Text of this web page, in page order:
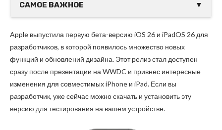
САМОЕ ВАЖНОЕ ▼
Apple выпустила первую бета-версию iOS 26 и iPadOS 26 для
разработчиков, в которой появилось множество новых
функций и обновлений дизайна. Этот релиз стал доступен
сразу после презентации на WWDC и привнес интересные
изменения для совместимых iPhone и iPad. Если вы
разработчик, уже сейчас можно скачать и установить эту
версию для тестирования на вашем устройстве.